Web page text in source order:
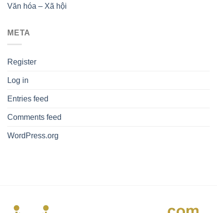
Văn hóa – Xã hội
META
Register
Log in
Entries feed
Comments feed
WordPress.org